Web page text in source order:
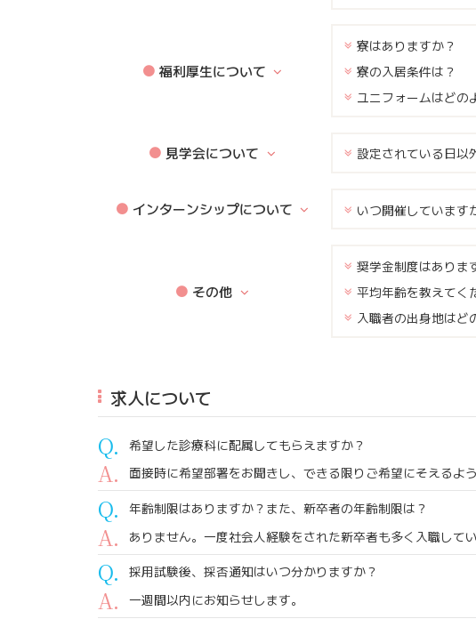
福利厚生について
寮はありますか？
寮の入居条件は？
ユニフォームはどの
見学会について 設定されている日以
インターンシップについて いつ開催しています
その他
奨学金制度はありま
平均年齢を教えてく
入職者の出身地はど
求人について
希望した診療科に配属してもらえますか？
面接時に希望部署をお聞きし、できる限りご希望にそえるよ
年齢制限はありますか？また、新卒者の年齢制限は？
ありません。一度社会人経験をされた新卒者も多く入職してい
採用試験後、採否通知はいつ分かりますか？
一週間以内にお知らせします。